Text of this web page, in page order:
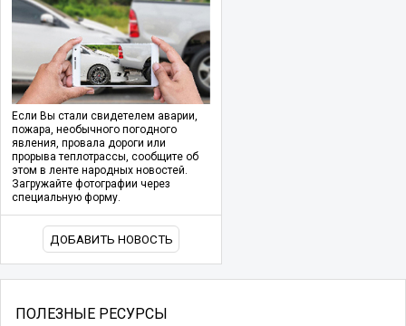
Если Вы стали свидетелем аварии,
пожара, необычного погодного
явления, провала дороги или
прорыва теплотрассы, сообщите об
этом в ленте народных новостей.
Загружайте фотографии через
специальную форму.
ДОБАВИТЬ НОВОСТЬ
ПОЛЕЗНЫЕ РЕСУРСЫ